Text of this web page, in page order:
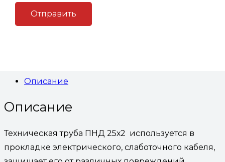
для кабеля 200 метров
В корзину
Описание
Описание
Техническая труба ПНД 25х2 используется в
прокладке электрического, слаботочного кабеля,